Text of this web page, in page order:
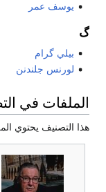
يوسف عمر
گ
بيلي گرام
لورنس جلندنن
الملفات في
هذا التصنيف يحتوي